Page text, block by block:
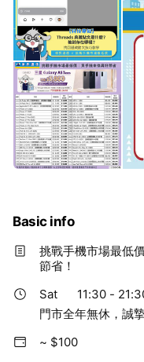
Basic info
挑戰手機市場最低
節省！
Sat
11:30 -
門市全年無休，誠
~ $100